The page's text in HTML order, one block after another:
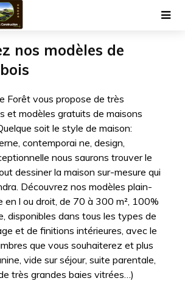
nos modèles de
Forêt vous propose de très
et modèles gratuits de maisons
soit le style de maison:
contemporai ne, design,
nous saurons trouver le
dessiner la maison sur-mesure qui
Découvrez nos modèles plain-
en l ou droit, de 70 à 300 m², 100%
disponibles dans tous les types de
et de finitions intérieures, avec le
que vous souhaiterez et plus
vide sur séjour, suite parentale,
très grandes baies vitrées…)